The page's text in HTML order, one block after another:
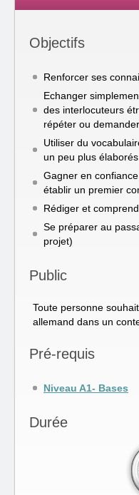
Objectifs
Renforcer ses
Echanger
des interlocuteurs
répéter ou
Utiliser du
un peu plus élaborés.
Gagner en
établir un premier
Rédiger et
Se préparer au
projet)
Public
Toute personne
allemand dans un
Pré-requis
Niveau A1- Bases
Durée